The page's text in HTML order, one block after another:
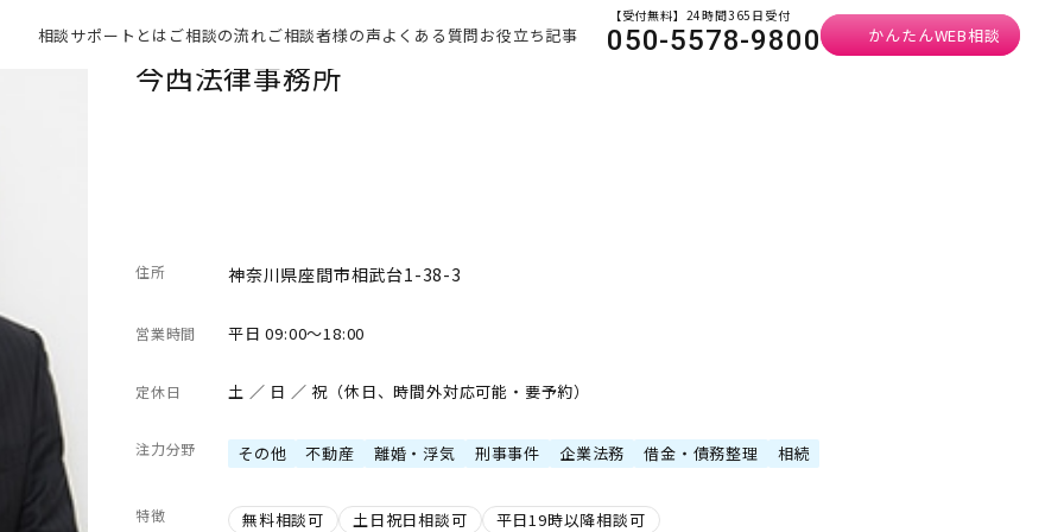
相談サポートとは ご相談の流れご相談者様の声よくある質問お役立ち記事
【受付無料】24時間365日受付
050-5578-9800 かんたんWEB相談
今西法律事務所
住所 神奈川県座間市相武台1-38-3
営業時間 平日 09:00～18:00
定休日 土 ／ 日 ／ 祝（休日、時間外対応可能・要予約）
注力分野 その他 不動産 離婚・浮気 刑事事件 企業法務 借金・債務整理 相続
特徴 無料相談可 土日祝日相談可 平日19時以降相談可